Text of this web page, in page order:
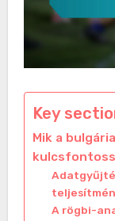
Key
Mik a
A rögbi-